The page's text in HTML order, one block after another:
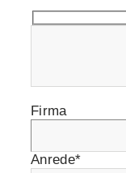
Firma
Anrede*